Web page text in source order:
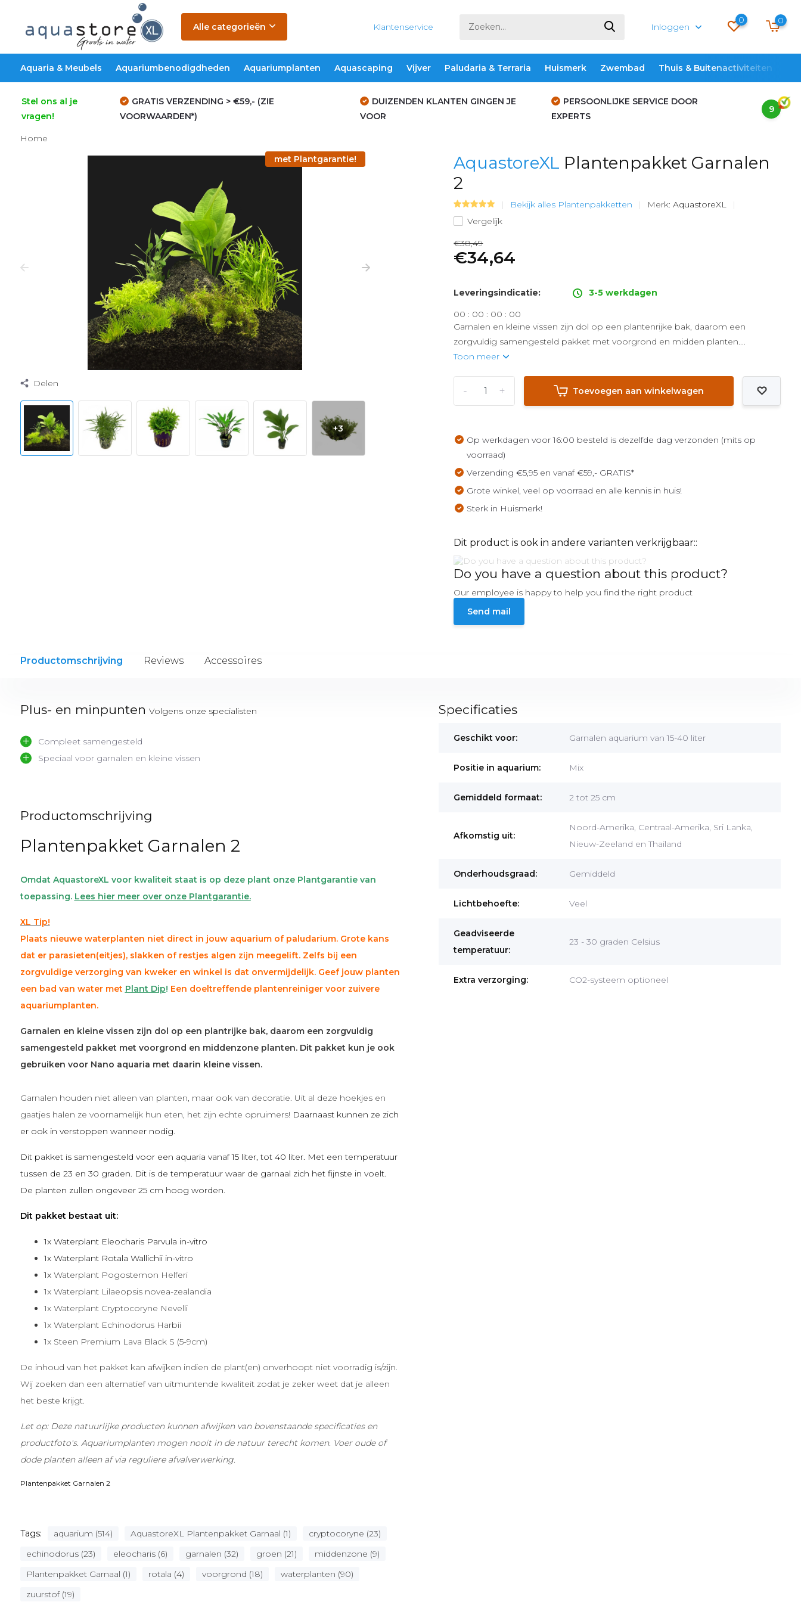
Alle categorieën Klantenservice Inloggen
0 0
Aquaria & Meubels Aquariumbenodigdheden Aquariumplanten Aquascaping Vijver Paludaria & Terraria Huismerk Zwembad Thuis & Buitenactiviteiten
Stel ons al je
vragen!
GRATIS VERZENDING > €59,- (ZIE
VOORWAARDEN*)
DUIZENDEN KLANTEN GINGEN JE
VOOR
PERSOONLIJKE SERVICE DOOR
EXPERTS
9
Home
met Plantgarantie!
Delen
+3
AquastoreXL Plantenpakket Garnalen
2
Bekijk alles Plantenpakketten Merk:AquastoreXL
Vergelijk
€38,49
€34,64
Leveringsindicatie: 3-5 werkdagen
00 : 00 : 00 : 00
Garnalen en kleine vissen zijn dol op een plantenrijke bak, daarom een
zorgvuldig samengesteld pakket met voorgrond en midden planten....
Toon meer
+
- Toevoegen aan winkelwagen
Op werkdagen voor 16:00 besteld is dezelfde dag verzonden (mits op
voorraad)
Verzending €5,95 en vanaf €59,- GRATIS*
Grote winkel, veel op voorraad en alle kennis in huis!
Sterk in Huismerk!
Dit product is ook in andere varianten verkrijgbaar::
Do you have a question about this product?
Our employee is happy to help you find the right product
Send mail
Productomschrijving Reviews Accessoires
Plus- en minpunten Volgens onze specialisten
Compleet samengesteld
Speciaal voor garnalen en kleine vissen
Productomschrijving
Plantenpakket Garnalen 2
Omdat AquastoreXL voor kwaliteit staat is op deze plant onze Plantgarantie van
toepassing. Lees hier meer over onze Plantgarantie.
XL Tip!
Plaats nieuwe waterplanten niet direct in jouw aquarium of paludarium. Grote kans
dat er parasieten(eitjes), slakken of restjes algen zijn meegelift. Zelfs bij een
zorgvuldige verzorging van kweker en winkel is dat onvermijdelijk. Geef jouw planten
een bad van water met Plant Dip! Een doeltreffende plantenreiniger voor zuivere
aquariumplanten.
Garnalen en kleine vissen zijn dol op een plantrijke bak, daarom een zorgvuldig
samengesteld pakket met voorgrond en middenzone planten. Dit pakket kun je ook
gebruiken voor Nano aquaria met daarin kleine vissen.
Garnalen houden niet alleen van planten, maar ook van decoratie. Uit al deze hoekjes en
gaatjes halen ze voornamelijk hun eten, het zijn echte opruimers! Daarnaast kunnen ze zich
er ook in verstoppen wanneer nodig.
Dit pakket is samengesteld voor een aquaria vanaf 15 liter, tot 40 liter. Met een temperatuur
tussen de 23 en 30 graden. Dit is de temperatuur waar de garnaal zich het fijnste in voelt.
De planten zullen ongeveer 25 cm hoog worden.
Dit pakket bestaat uit:
1x Waterplant Eleocharis Parvula in-vitro
1x Waterplant Rotala Wallichii in-vitro
1x Waterplant Pogostemon Helferi
1x Waterplant Lilaeopsis novea-zealandia
1x Waterplant Cryptocoryne Nevelli
1x Waterplant Echinodorus Harbii
1x Steen Premium Lava Black S (5-9cm)
De inhoud van het pakket kan afwijken indien de plant(en) onverhoopt niet voorradig is/zijn.
Wij zoeken dan een alternatief van uitmuntende kwaliteit zodat je zeker weet dat je alleen
het beste krijgt.
Let op: Deze natuurlijke producten kunnen afwijken van bovenstaande specificaties en
productfoto's. Aquariumplanten mogen nooit in de natuur terecht komen. Voer oude of
dode planten alleen af via reguliere afvalverwerking.
Plantenpakket Garnalen 2
Tags: aquarium (514) AquastoreXL Plantenpakket Garnaal (1)
cryptocoryne (23)
echinodorus (23)
eleocharis (6) garnalen (32) groen (21)
middenzone (9)
Plantenpakket Garnaal (1)
rotala (4) voorgrond (18)
waterplanten (90)
zuurstof (19)
Specificaties
Geschikt voor: Garnalen aquarium van 15-40 liter
Positie in aquarium: Mix
Gemiddeld formaat: 2 tot 25 cm
Afkomstig uit:
Noord-Amerika, Centraal-Amerika, Sri Lanka,
Nieuw-Zeeland en Thailand
Onderhoudsgraad: Gemiddeld
Lichtbehoefte: Veel
Geadviseerde
temperatuur:
23 - 30 graden Celsius
Extra verzorging: CO2-systeem optioneel